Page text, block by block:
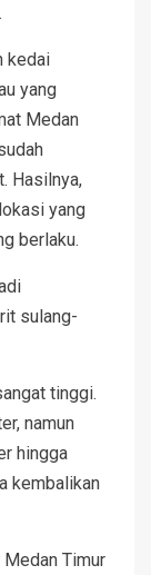
kedai
yang
Medan
Hasilnya,
yang
berlaku.
sulang-
tinggi.
namun
hingga
kembalikan
Timur